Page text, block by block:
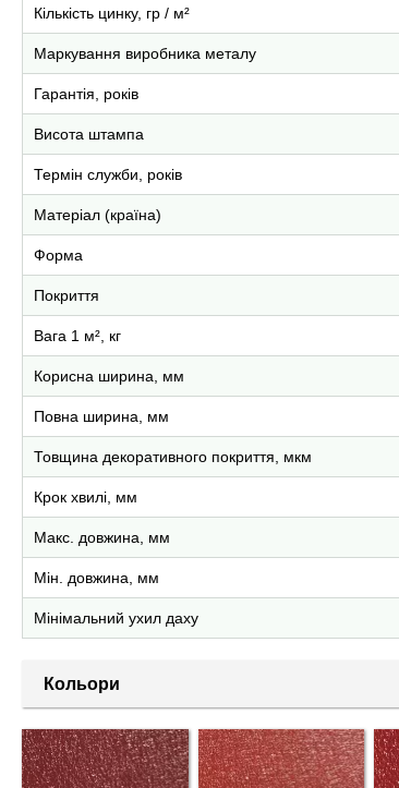
Кількість цинку, гр / м²
Маркування виробника металу
Гарантія, років
Висота штампа
Термін служби, років
Матеріал (країна)
Форма
Покриття
Вага 1 м², кг
Корисна ширина, мм
Повна ширина, мм
Товщина декоративного покриття, мкм
Крок хвилі, мм
Макс. довжина, мм
Мін. довжина, мм
Мінімальний ухил даху
Кольори